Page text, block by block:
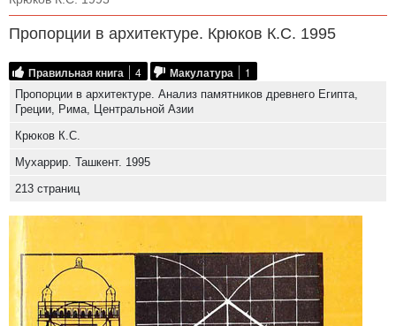
Пропорции в архитектуре. Крюков К.С. 1995
Правильная книга 4 Макулатура 1
Пропорции в архитектуре. Анализ памятников древнего Египта,
Греции, Рима, Центральной Азии
Крюков К.С.
Мухаррир. Ташкент. 1995
213 страниц